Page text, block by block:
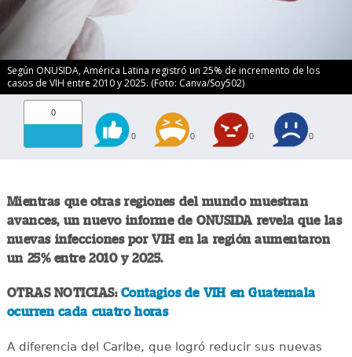
Según ONUSIDA, América Latina registró un 25% de incremento de los
casos de VIH entre 2010 y 2025. (Foto: Canva/Soy502)
0
0 0 0 0
Mientras que otras regiones del mundo muestran
avances, un nuevo informe de ONUSIDA revela que las
nuevas infecciones por VIH en la región aumentaron
un 25% entre 2010 y 2025.
OTRAS NOTICIAS: Contagios de VIH en Guatemala
ocurren cada cuatro horas
A diferencia del Caribe, que logró reducir sus nuevas